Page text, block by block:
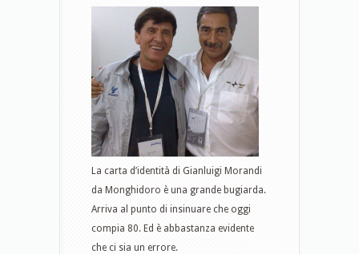
La carta d’identità di Gianluigi Morandi
da Monghidoro è una grande bugiarda.
Arriva al punto di insinuare che oggi
compia 80. Ed è abbastanza evidente
che ci sia un errore.